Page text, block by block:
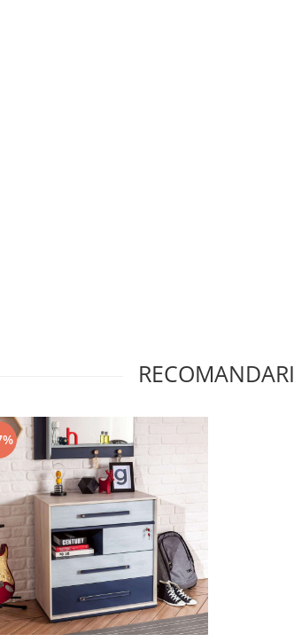
RECOMANDARI